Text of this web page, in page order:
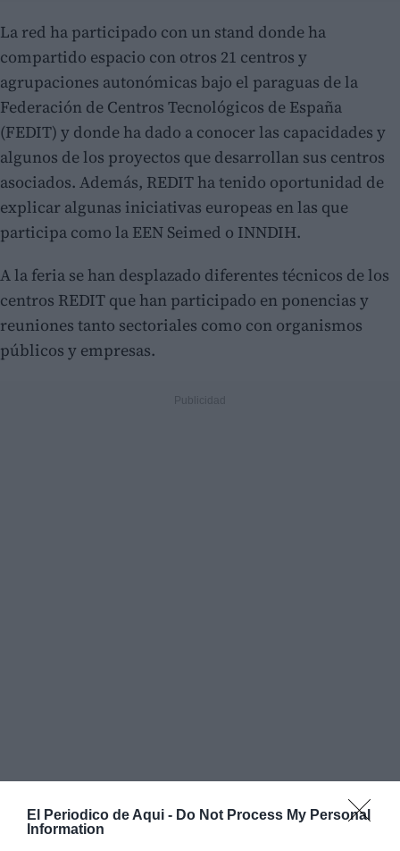
El Periodico de Aqui - Do Not Process My Personal
Information
La red ha participado con un stand donde ha
compartido espacio con otros 21 centros y
agrupaciones autonómicas bajo el paraguas de la
Federación de Centros Tecnológicos de España
(FEDIT) y donde ha dado a conocer las capacidades y
algunos de los proyectos que desarrollan sus centros
asociados. Además, REDIT ha tenido oportunidad de
explicar algunas iniciativas europeas en las que
participa como la EEN Seimed o INNDIH.
A la feria se han desplazado diferentes técnicos de los
centros REDIT que han participado en ponencias y
reuniones tanto sectoriales como con organismos
públicos y empresas.